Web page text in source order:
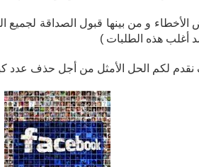
الأخطاء و من بينها قبول الصداقة
أغلب هذه الطلبات )
لكم الحل الأمثل من أجل حذف عدد